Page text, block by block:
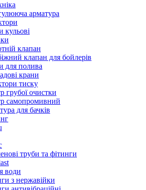
арматура
кульові
клапан
клапан для бойлерів
для полива
крани
тиску
грубої очистки
самопромивний
для бачків
труби та фітинги
води
з нержавійки